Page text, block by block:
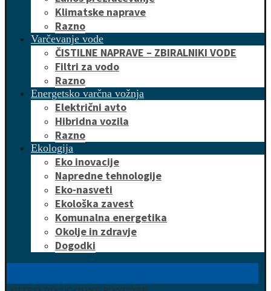
Klimatske naprave
Razno
Varčevanje vode
ČISTILNE NAPRAVE – ZBIRALNIKI VODE
Filtri za vodo
Razno
Energetsko varčna vožnja
Električni avto
Hibridna vozila
Razno
Ekologija
Eko inovacije
Napredne tehnologije
Eko-nasveti
Ekološka zavest
Komunalna energetika
Okolje in zdravje
Dogodki